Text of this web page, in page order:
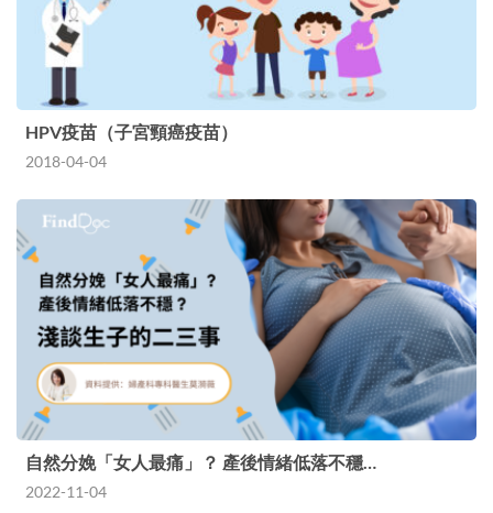
HPV疫苗（子宮頸癌疫苗）
2018-04-04
自然分娩「女人最痛」？ 產後情緒低落不穩…
2022-11-04